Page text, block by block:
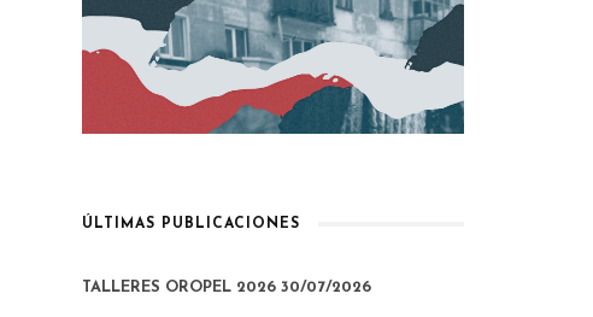
ÚLTIMAS PUBLICACIONES
TALLERES OROPEL 2026 30/07/2026